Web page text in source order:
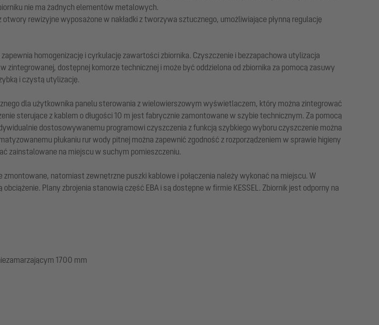
nie ma żadnych elementów metalowych.
rewizyjne wyposażone w nakładki z tworzywa sztucznego, umożliwiające płynną regulację
homogenizację i cyrkulację zawartości zbiornika. Czyszczenie i bezzapachowa utylizacja
dostępnej komorze technicznej i może być oddzielona od zbiornika za pomocą zasuwy
i czystą utylizację.
dla użytkownika panelu sterowania z wielowierszowym wyświetlaczem, który można zintegrować
sterujące z kablem o długości 10 m jest fabrycznie zamontowane w szybie technicznym. Za pomocą
dostosowywanemu programowi czyszczenia z funkcją szybkiego wyboru czyszczenie można
płukaniu rur wody pitnej można zapewnić zgodność z rozporządzeniem w sprawie higieny
zainstalowane na miejscu w suchym pomieszczeniu.
natomiast zewnętrzne puszki kablowe i połączenia należy wykonać na miejscu. W
Plany zbrojenia stanowią część EBA i są dostępne w firmie KESSEL. Zbiornik jest odporny na
1700 mm